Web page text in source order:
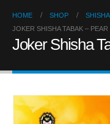
HOME SHOP
JOKER SHISHA TABAK –
Joker Shisha